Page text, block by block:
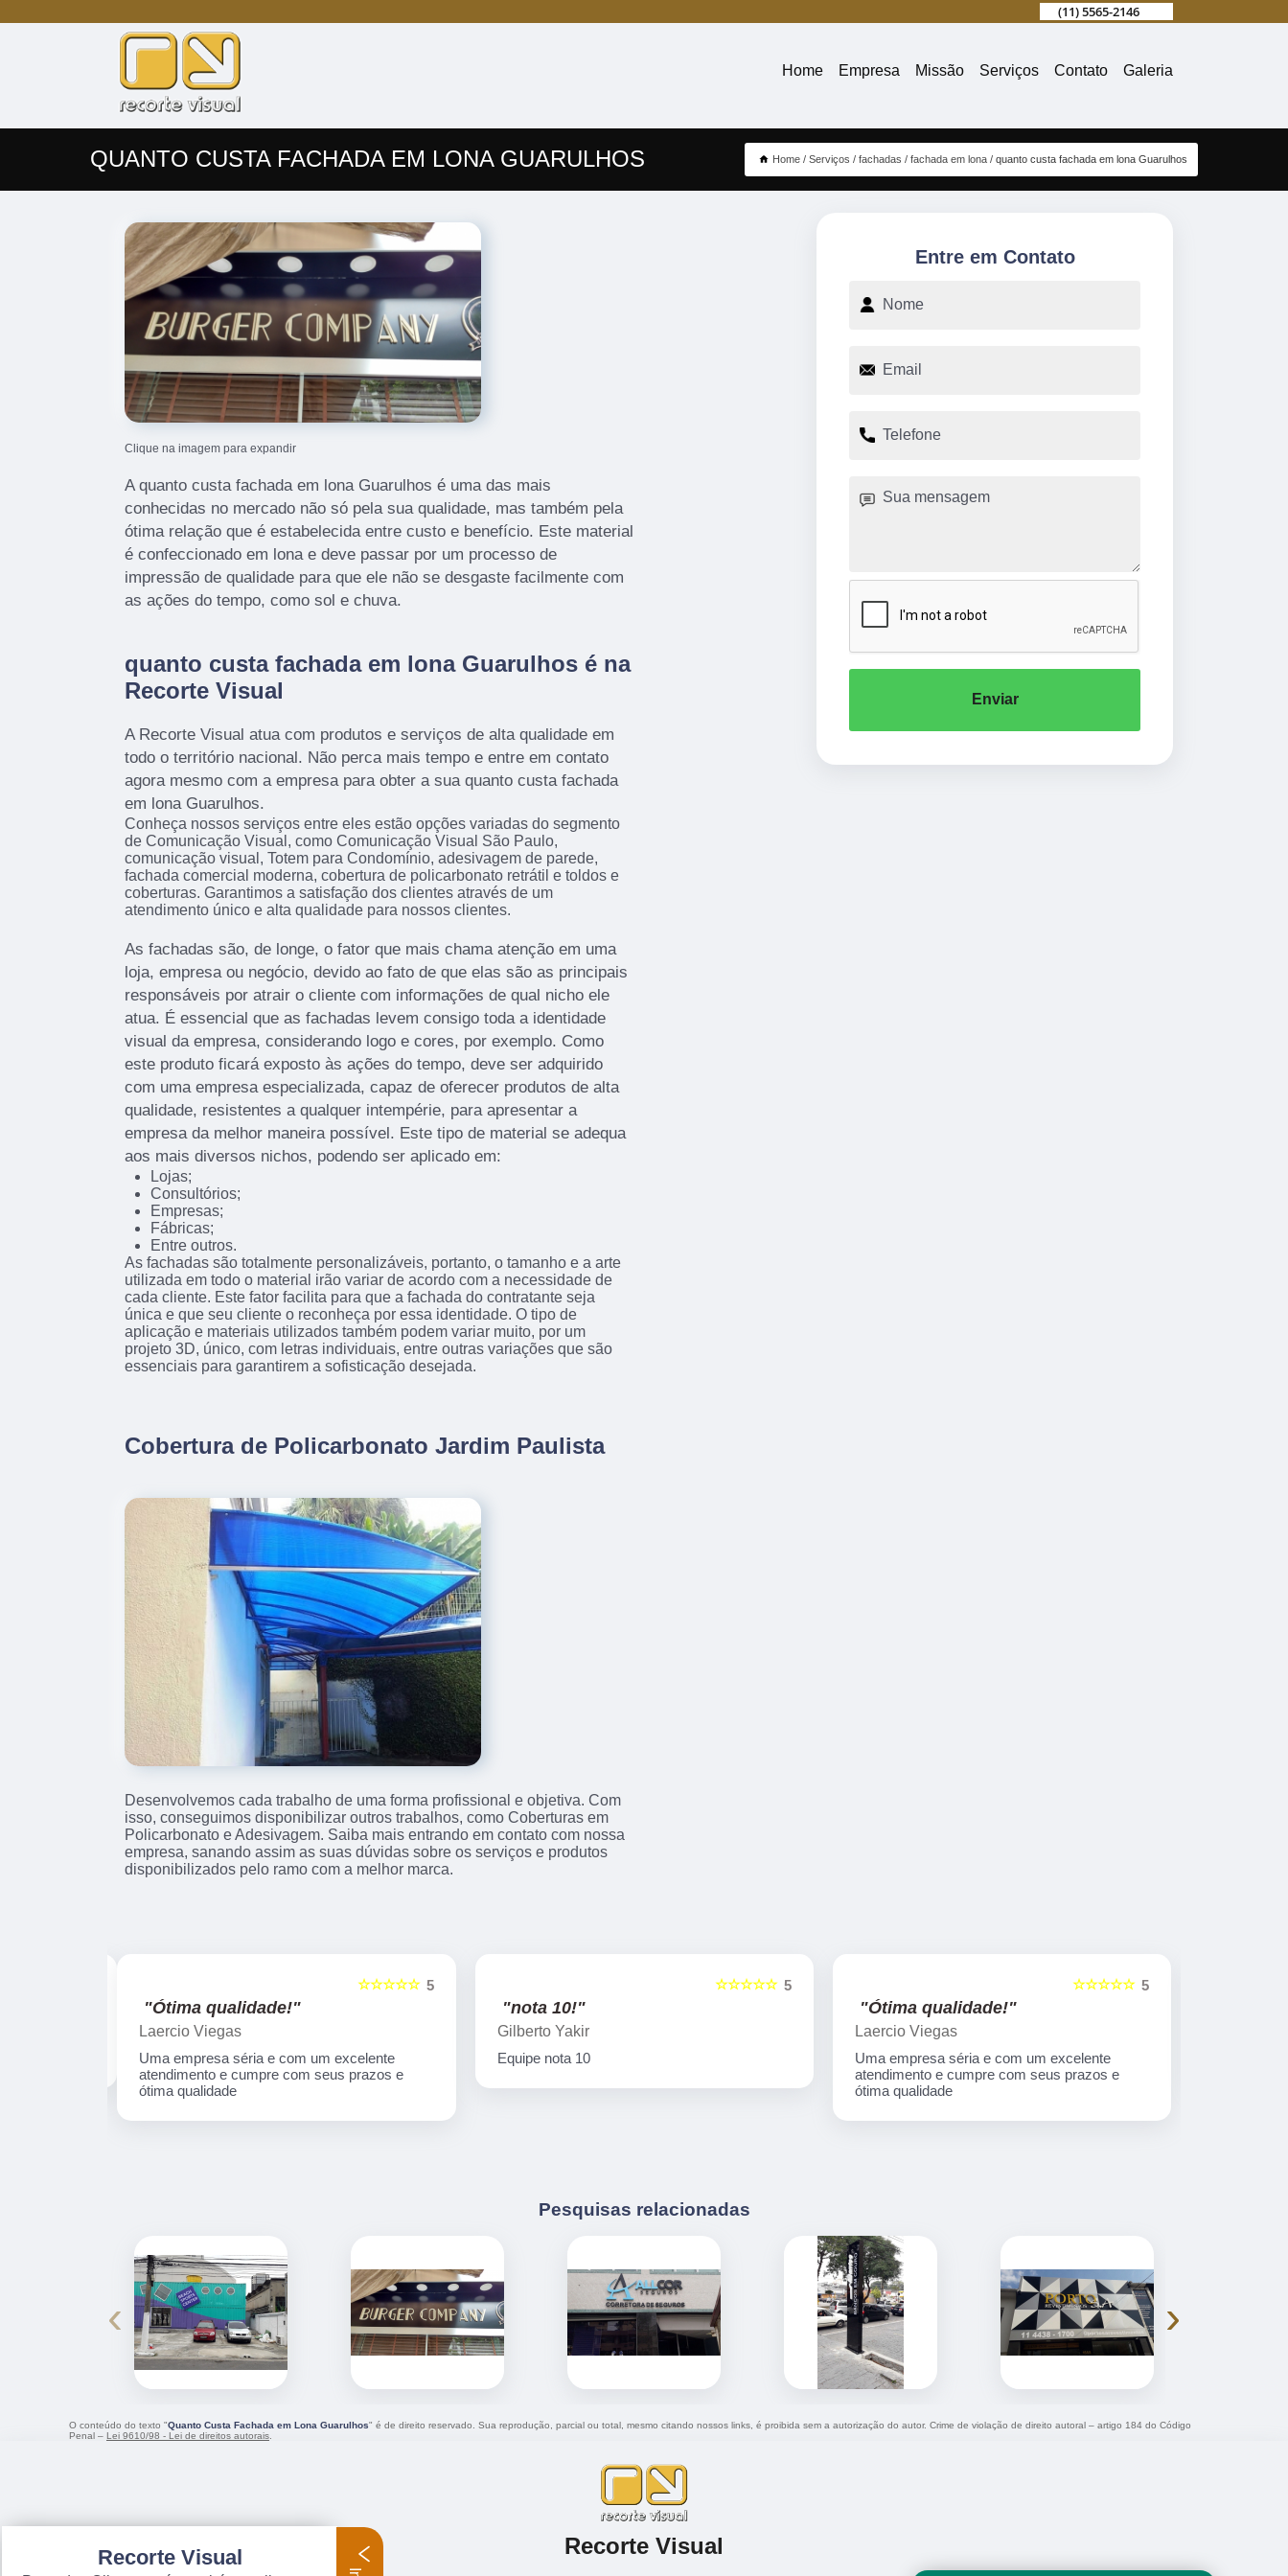
(11) 5565-2146
Home Empresa Missão Serviços Contato Galeria
QUANTO CUSTA FACHADA EM LONA GUARULHOS Home Serviços fachadas fachada em lona quanto custa fachada em lona Guarulhos
Clique na imagem para expandir
A quanto custa fachada em lona Guarulhos é uma das mais
conhecidas no mercado não só pela sua qualidade, mas também pela
ótima relação que é estabelecida entre custo e benefício. Este material
é confeccionado em lona e deve passar por um processo de
impressão de qualidade para que ele não se desgaste facilmente com
as ações do tempo, como sol e chuva.
quanto custa fachada em lona Guarulhos é na
Recorte Visual
A Recorte Visual atua com produtos e serviços de alta qualidade em
todo o território nacional. Não perca mais tempo e entre em contato
agora mesmo com a empresa para obter a sua quanto custa fachada
em lona Guarulhos.
Conheça nossos serviços entre eles estão opções variadas do segmento
de Comunicação Visual, como Comunicação Visual São Paulo,
comunicação visual, Totem para Condomínio, adesivagem de parede,
fachada comercial moderna, cobertura de policarbonato retrátil e toldos e
coberturas. Garantimos a satisfação dos clientes através de um
atendimento único e alta qualidade para nossos clientes.
As fachadas são, de longe, o fator que mais chama atenção em uma
loja, empresa ou negócio, devido ao fato de que elas são as principais
responsáveis por atrair o cliente com informações de qual nicho ele
atua. É essencial que as fachadas levem consigo toda a identidade
visual da empresa, considerando logo e cores, por exemplo. Como
este produto ficará exposto às ações do tempo, deve ser adquirido
com uma empresa especializada, capaz de oferecer produtos de alta
qualidade, resistentes a qualquer intempérie, para apresentar a
empresa da melhor maneira possível. Este tipo de material se adequa
aos mais diversos nichos, podendo ser aplicado em:
Lojas;
Consultórios;
Empresas;
Fábricas;
Entre outros.
As fachadas são totalmente personalizáveis, portanto, o tamanho e a arte
utilizada em todo o material irão variar de acordo com a necessidade de
cada cliente. Este fator facilita para que a fachada do contratante seja
única e que seu cliente o reconheça por essa identidade. O tipo de
aplicação e materiais utilizados também podem variar muito, por um
projeto 3D, único, com letras individuais, entre outras variações que são
essenciais para garantirem a sofisticação desejada.
Cobertura de Policarbonato Jardim Paulista
Desenvolvemos cada trabalho de uma forma profissional e objetiva. Com
isso, conseguimos disponibilizar outros trabalhos, como Coberturas em
Policarbonato e Adesivagem. Saiba mais entrando em contato com nossa
empresa, sanando assim as suas dúvidas sobre os serviços e produtos
disponibilizados pelo ramo com a melhor marca.
Entre em Contato
Enviar
5
☆☆☆☆☆
"Ótima qualidade!"
Laercio Viegas
Uma empresa séria e com um excelente
atendimento e cumpre com seus prazos e
ótima qualidade
5
☆☆☆☆☆
"nota 10!"
Gilberto Yakir
Equipe nota 10
5
☆☆☆☆☆
"Ótima qualidade!"
Laercio Viegas
Uma empresa séria e com um excelente
atendimento e cumpre com seus prazos e
ótima qualidade
Pesquisas relacionadas
‹ ›
O conteúdo do texto "Quanto Custa Fachada em Lona Guarulhos" é de direito reservado. Sua reprodução, parcial ou total, mesmo citando nossos links, é proibida sem a autorização do autor. Crime de violação de direito autoral – artigo 184 do Código
Penal – Lei 9610/98 - Lei de direitos autorais
Recorte Visual
Recorte Visual